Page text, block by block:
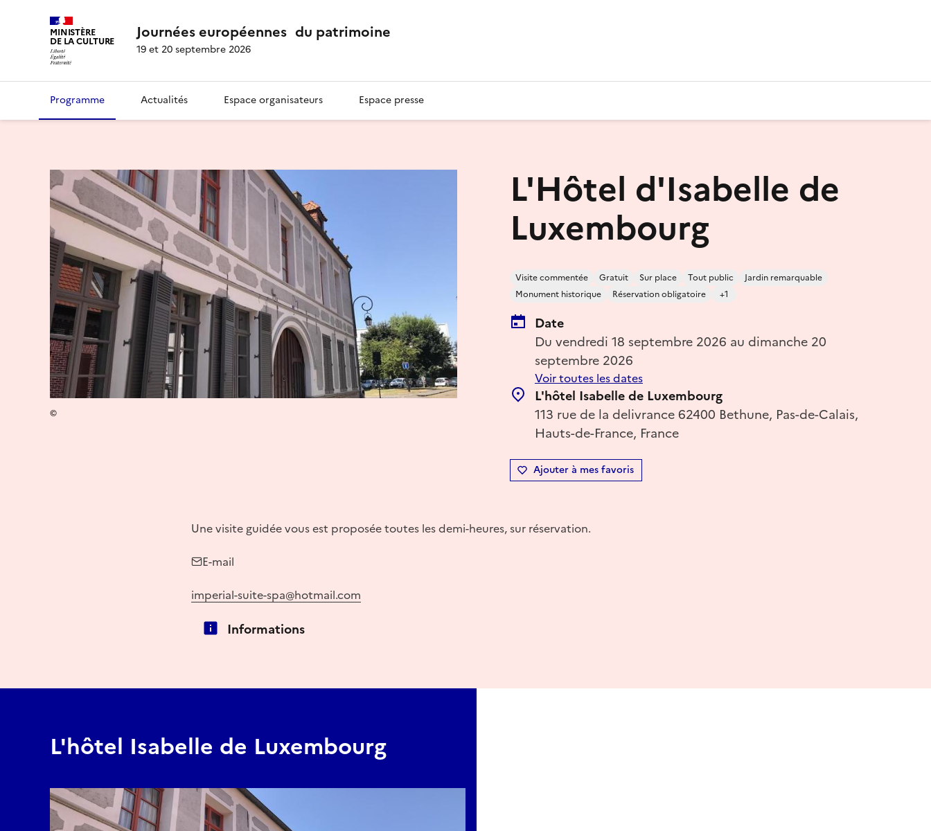
MINISTÈRE
DE LA CULTURE Journées européennes du patrimoine
19 et 20 septembre 2026
Programme Actualités Espace organisateurs Espace presse
L'Hôtel d'Isabelle de
Luxembourg
Visite commentée Gratuit Sur place Tout public
Jardin remarquable
Monument historique
Réservation obligatoire +1
Date
Du vendredi 18 septembre 2026 au dimanche 20
septembre 2026
Voir toutes les dates
L'hôtel Isabelle de Luxembourg
113 rue de la delivrance 62400 Bethune, Pas-de-Calais,
Hauts-de-France, France
Ajouter à mes favoris
©
Une visite guidée vous est proposée toutes les demi-heures, sur réservation.
E-mail
imperial-suite-spa@hotmail.com
Informations
L'hôtel Isabelle de Luxembourg